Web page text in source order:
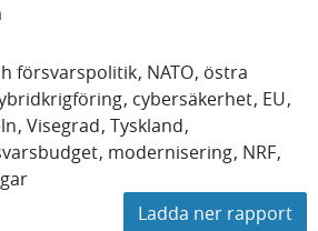
försvarspolitik NATO östra
cybersäkerhet EU
Visegrad Tyskland
modernisering NRF
Ladda ner rapport